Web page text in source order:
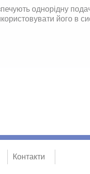
однорідну
його в
Контакти